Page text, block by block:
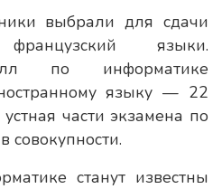
выбрали для сдачи
языки.
по информатике
языку — 22
части экзамена по
совокупности.
станут известны